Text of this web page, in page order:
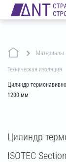
Материалы
техническая изоляция
Цилиндр
1200 мм
Цилиндр
ISOTEC